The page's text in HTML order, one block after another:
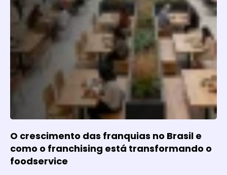
O crescimento das franquias no Brasil e
como o franchising está transformando o
foodservice